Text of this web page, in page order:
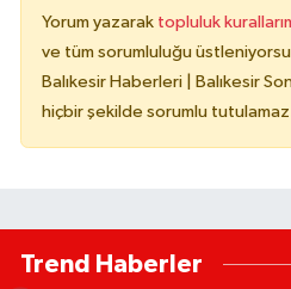
Yorum yazarak topluluk
ve tüm sorumluluğu
Balıkesir Haberleri | Balıkesir
hiçbir şekilde sorumlu
Trend Haberler